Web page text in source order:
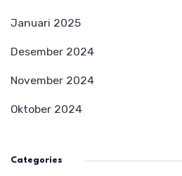
Januari 2025
Desember 2024
November 2024
Oktober 2024
Categories